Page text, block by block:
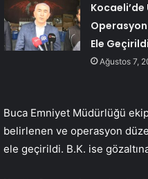
Ele Geçirildi
Ağustos 7,
Buca Emniyet Müdürlüğü
belirlenen ve operasyon
ele geçirildi. B.K. ise gözaltına